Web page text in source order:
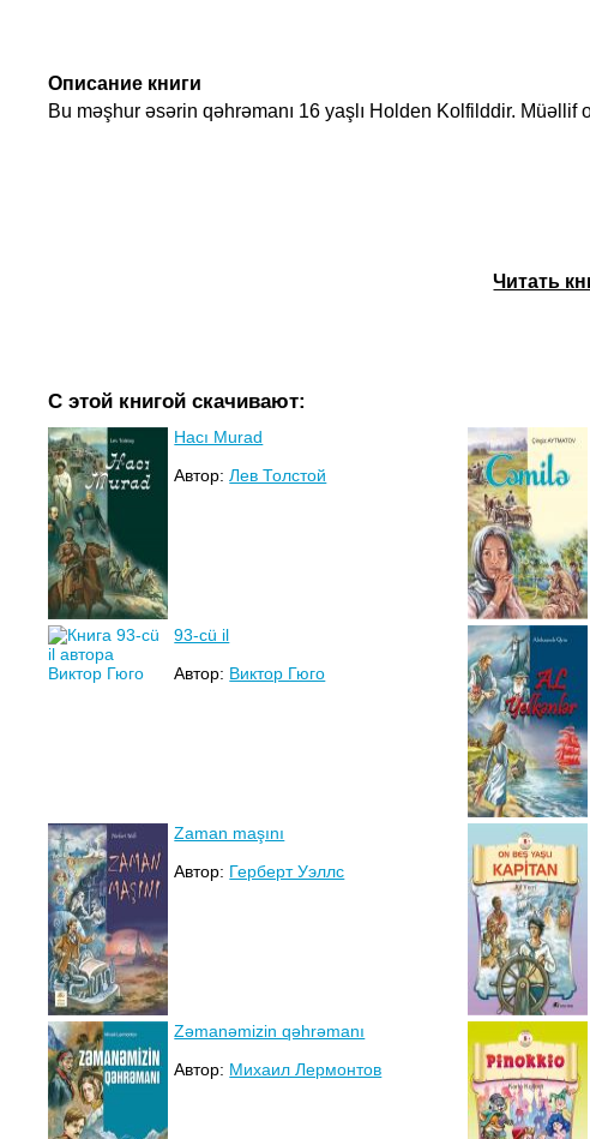
Описание книги
Bu məşhur əsərin qəhrəmanı 16 yaşlı Holden Kolfilddir.
Читать
С этой книгой скачивают:
Hacı Murad
Автор:Лев Толстой
93-cü il
Автор: Виктор Гюго
Zaman maşını
Автор: Герберт Уэллс
Zəmanəmizin qəhrəmanı
Автор: Михаил Лермонтов